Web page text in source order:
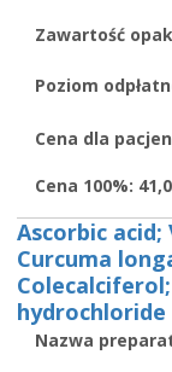
Zawartość
Poziom
Cena dla
Cena 100%:
Ascorbic
Curcuma
hydrochloride
Nazwa